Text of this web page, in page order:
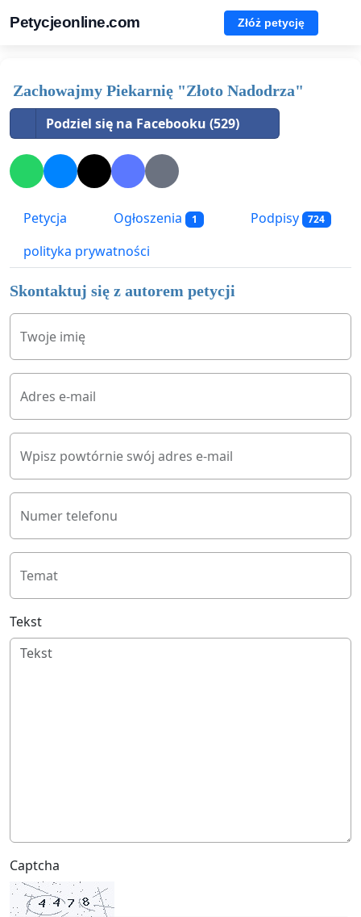
Petycjeonline.com Złóż petycję
Zachowajmy Piekarnię "Złoto Nadodrza"
Podziel się na Facebooku (529)
Petycja Ogłoszenia 1 Podpisy 724
polityka prywatności
Skontaktuj się z autorem petycji
Twoje imię
Adres e-mail
Wpisz powtórnie swój adres e-mail
Numer telefonu
Temat
Tekst
Captcha